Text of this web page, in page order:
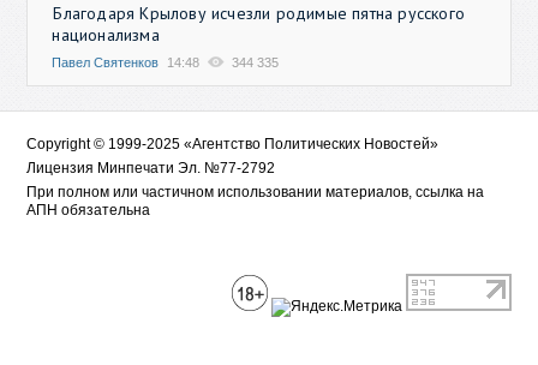
Благодаря Крылову исчезли родимые пятна русского
национализма
Павел Святенков 14:48 344 335
Copyright © 1999-2025 «Агентство Политических Новостей»
Лицензия Минпечати Эл. №77-2792
При полном или частичном использовании материалов, ссылка на
АПН обязательна